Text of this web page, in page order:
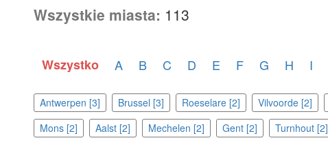
Wszystkie miasta: 113
Wszystko A B C D E F G H I
Antwerpen [3] Brussel [3] Roeselare [2] Vilvoorde [2]
Mons [2]
Aalst [2] Mechelen [2] Gent [2] Turnhout [2]